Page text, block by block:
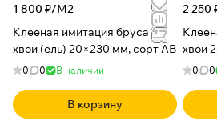
1 800 ₽/М2
Клееная имитация бруса из
хвои (ель) 20×230 мм, сорт АВ
0 0 В наличии
В корзину
2 250
хвои
0 0